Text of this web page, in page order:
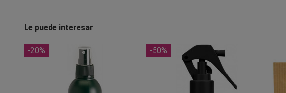
Le puede interesar
-20% -50%